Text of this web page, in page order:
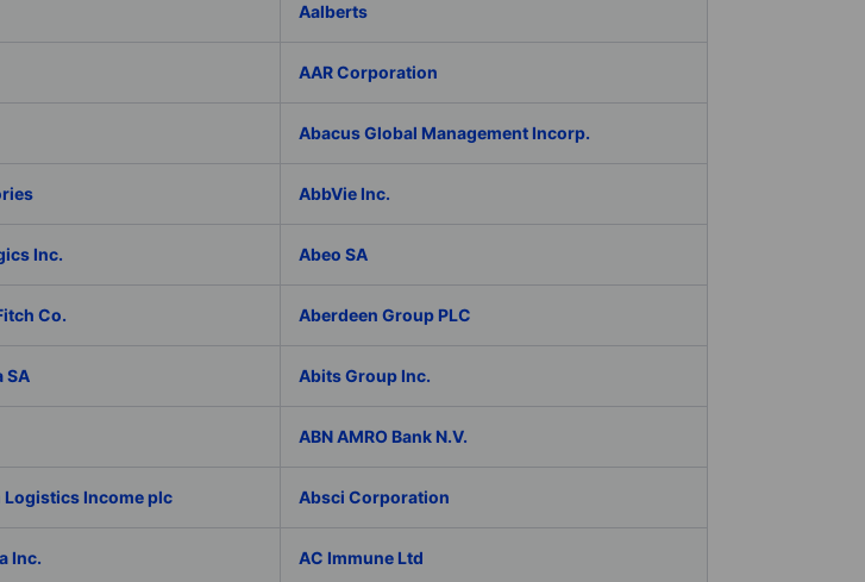
Aalberts
AAR Corporation
Abacus Global Management Incorp.
AbbVie Inc.
Inc. Abeo SA
Co. Aberdeen Group PLC
SA Abits Group Inc.
ABN AMRO Bank N.V.
Logistics Income plc Absci Corporation
Inc. AC Immune Ltd